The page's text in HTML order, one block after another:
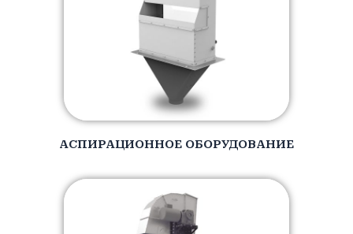
АСПИРАЦИОННОЕ ОБОРУДОВАНИЕ